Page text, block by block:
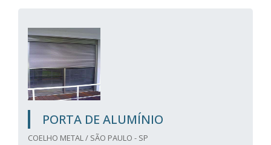
PORTA DE ALUMÍNIO
COELHO METAL / SÃO PAULO - SP